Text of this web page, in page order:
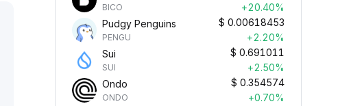
BICO
+20.40%
Pudgy Penguins
PENGU
$ 0.00618453
+2.20%
Sui
SUI
$ 0.691011
+2.50%
Ondo
ONDO
$ 0.354574
+0.70%